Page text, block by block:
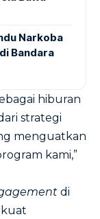
Narkoba
Bandara
hiburan
strategi
menguatkan
kami,”
di